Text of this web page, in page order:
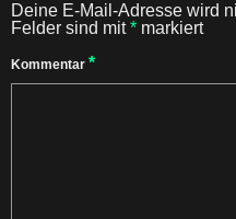
Deine E-Mail-Adresse wird
Felder sind mit* markiert
Kommentar *